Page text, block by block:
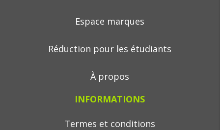
Espace marques
Réduction pour les étudiants
À propos
INFORMATIONS
Termes et conditions